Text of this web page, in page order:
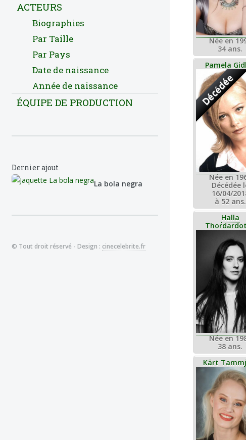
Née en
34 ans.
Pamela
Décédée
Née en
Décédée
16/04/
à 52 ans.
Halla
Née en
38 ans.
Kärt
ACTEURS
Biographies
Par Taille
Par Pays
Date de naissance
Année de naissance
ÉQUIPE DE PRODUCTION
Dernier ajout
La bola negra
© Tout droit réservé - Design : cinecelebrite.fr